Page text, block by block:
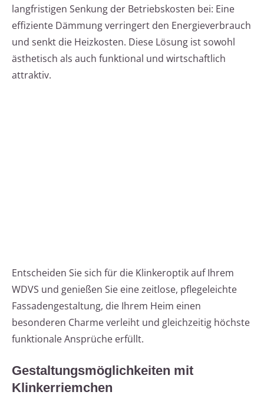
langfristigen Senkung der Betriebskosten bei: Eine
effiziente Dämmung verringert den Energieverbrauch
und senkt die Heizkosten. Diese Lösung ist sowohl
ästhetisch als auch funktional und wirtschaftlich
attraktiv.
Entscheiden Sie sich für die Klinkeroptik auf Ihrem
WDVS und genießen Sie eine zeitlose, pflegeleichte
Fassadengestaltung, die Ihrem Heim einen
besonderen Charme verleiht und gleichzeitig höchste
funktionale Ansprüche erfüllt.
Gestaltungsmöglichkeiten mit
Klinkerriemchen